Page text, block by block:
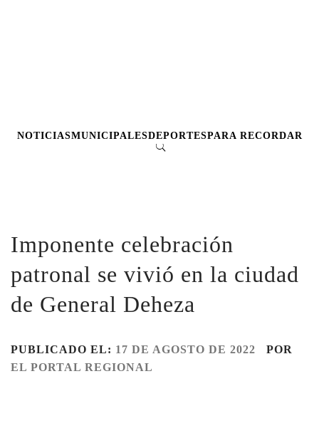
NOTICIASMUNICIPALESDEPORTESPARA RECORDAR
Imponente celebración
patronal se vivió en la ciudad
de General Deheza
PUBLICADO EL: 17 DE AGOSTO DE 2022
POR
EL PORTAL REGIONAL